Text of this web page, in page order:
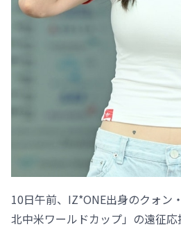
10日午前、IZ*ONE出身のクォン
北中米ワールドカップ」の遠征